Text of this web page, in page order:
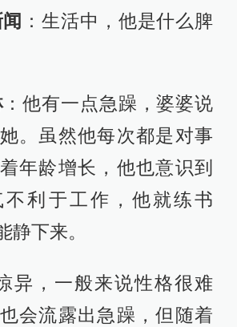
：生活中，他是什么脾
：他有一点急躁，婆婆说
。虽然他每次都是对事
年龄增长，他也意识到
不利于工作，他就练书
静下来。
一般来说性格很难
会流露出急躁，但随着